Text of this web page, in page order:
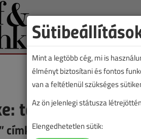
távhő
címkével jelölt tartalmak
Mint a legtöbb cég, mi is
élményt biztosítani és fontos
van a feltétlenül szükséges
Az ön jelenlegi státusza
Elengedhetetlen sütik: